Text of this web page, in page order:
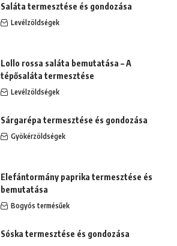
Saláta termesztése és gondozása
Levélzöldségek
Lollo rossa saláta bemutatása – A
tépősaláta termesztése
Levélzöldségek
Sárgarépa termesztése és gondozása
Gyökérzöldségek
Elefántormány paprika termesztése és
bemutatása
Bogyós termésűek
Sóska termesztése és gondozása